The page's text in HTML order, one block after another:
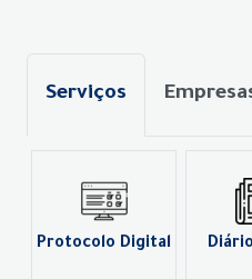
Serviços
Protocolo Digital